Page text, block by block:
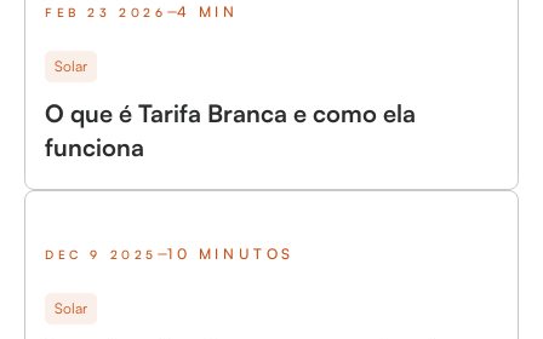
FEB 23 2026 4 MIN
Solar
O que é Tarifa Branca e como ela
funciona
DEC 9 2025 10 MINUTOS
Solar